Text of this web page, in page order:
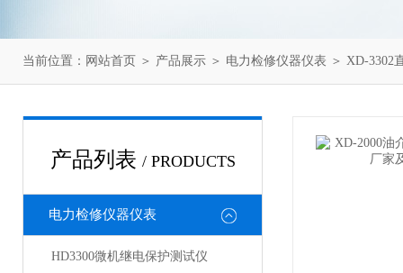
当前位置： 网站首页 ＞ 产品展示 ＞ 电力检修仪器仪表 ＞ XD-3302
产品列表 / PRODUCTS
电力检修仪器仪表
HD3300微机继电保护测试仪